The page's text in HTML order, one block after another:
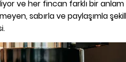
ve her fincan farklı bir
sabırla ve paylaşımla